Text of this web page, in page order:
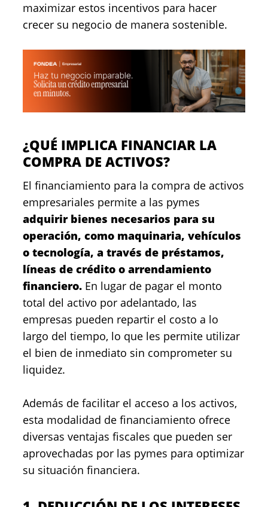
maximizar estos incentivos para hacer
crecer su negocio de manera sostenible.
¿QUÉ IMPLICA FINANCIAR LA
COMPRA DE ACTIVOS?
El financiamiento para la compra de activos
empresariales permite a las pymes
adquirir bienes necesarios para su
operación, como maquinaria, vehículos
o tecnología, a través de préstamos,
líneas de crédito o arrendamiento
financiero. En lugar de pagar el monto
total del activo por adelantado, las
empresas pueden repartir el costo a lo
largo del tiempo, lo que les permite utilizar
el bien de inmediato sin comprometer su
liquidez.
Además de facilitar el acceso a los activos,
esta modalidad de financiamiento ofrece
diversas ventajas fiscales que pueden ser
aprovechadas por las pymes para optimizar
su situación financiera.